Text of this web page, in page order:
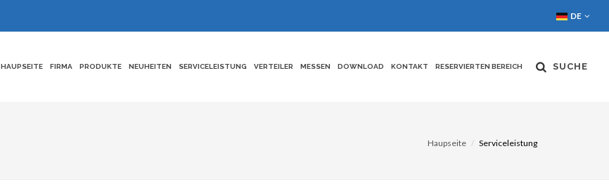
DE
HAUPSEITE FIRMA PRODUKTE NEUHEITEN SERVICELEISTUNG VERTEILER MESSEN DOWNLOAD KONTAKT RESERVIERTEN BEREICH SUCHE
Haupseite Serviceleistung